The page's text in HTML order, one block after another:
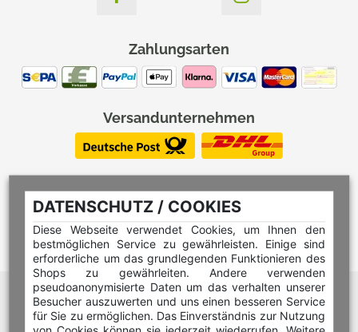
DATENSCHUTZ / COOKIES
Diese Webseite verwendet Cookies, um Ihnen den
bestmöglichen Service zu gewährleisten. Einige sind
erforderliche um das grundlegenden Funktionieren des
Shops zu gewährleiten. Andere verwenden
pseudoanonymisierte Daten um das verhalten unserer
Besucher auszuwerten und uns einen besseren Service
für Sie zu ermöglichen. Das Einverständnis zur Nutzung
Zahlungsarten
Versandunternehmen
Hilfe Editor
Hilfe Multicolorstempel